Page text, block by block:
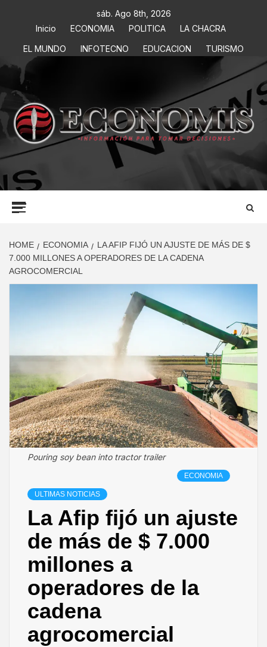
sáb. Ago 8th, 2026
Inicio
ECONOMIA POLITICA
LA CHACRA
EL MUNDO
INFOTECNO EDUCACION TURISMO
ECONOMIS
INFORMACIÓN PARA TOMAR DECISIONES
HOME ECONOMIA
LA AFIP FIJÓ UN AJUSTE DE MÁS DE $
7.000 MILLONES A OPERADORES DE LA CADENA
AGROCOMERCIAL
Pouring soy bean into tractor trailer
ECONOMIA
ULTIMAS NOTICIAS
La Afip fijó un ajuste
de más de $ 7.000
millones a
operadores de la
cadena
agrocomercial